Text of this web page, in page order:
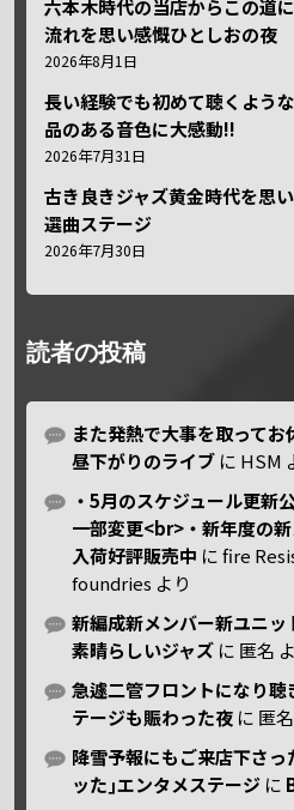
六本木時代の当店からこの道
流れを思い感慨ひとしおの夜
2026年8月1日
長い経験でも初めて聴くよう
品のある音色に大感動!!
2026年7月31日
古き良きジャズ黄金時代を思
選曲ステージ
2026年7月30日
読者の投稿
また発熱で大事を取って
昼下がりのライブ に HSM
・5月のスケジュール更新
一部変更<br>・新年度の
入荷好評販売中 にfire
foundries より
新編成新メンバー新ユニ
素晴らしいジャズ に 匿名
急遽二管フロントになり
テージも賑わった夜 に 匿名
降雪予報にもご来店下さ
ッた｣エンタメステージ に